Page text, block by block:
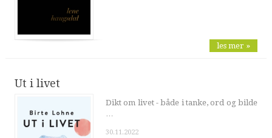
les mer »
Ut i livet
Dikt om livet - både i tanke, ord og bilde
30.11.2022